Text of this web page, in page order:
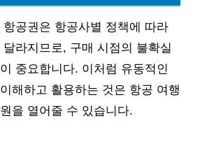
공권은 항공사별 정책에 따라
라지므로, 구매 시점의 불확실
중요합니다. 이처럼 유동적인
해하고 활용하는 것은 항공 여행
을 열어줄 수 있습니다.